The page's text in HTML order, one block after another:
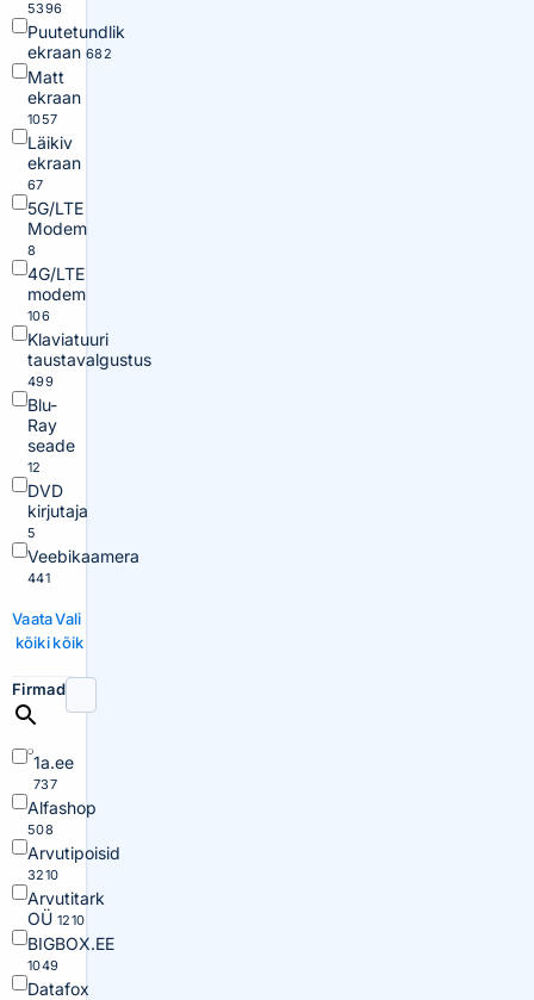
5396
Puutetundlik
ekraan 682
Matt
ekraan
1057
Läikiv
ekraan
67
5G/LTE
Modem
8
4G/LTE
modem
106
Klaviatuuri
taustavalgustus
499
Blu-
Ray
seade
12
DVD
kirjutaja
5
Veebikaamera
441
Vaata
kõiki
Vali
kõik
Firmad
1a.ee
737
Alfashop
508
Arvutipoisid
3210
Arvutitark
OÜ 1210
BIGBOX.EE
1049
Datafox